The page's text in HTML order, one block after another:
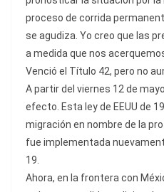
proceso de corrida
se agudiza. Yo creo que las
a medida que nos
Venció el Título 42, pero no
A partir del viernes 12 de
efecto. Esta ley de EEUU de
migración en nombre de la
fue implementada
19.
Ahora, en la frontera con